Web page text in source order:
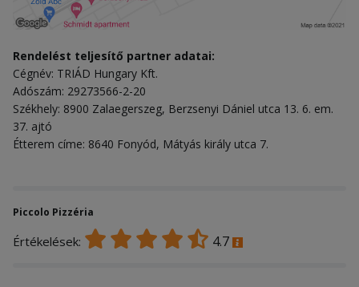
Rendelést teljesítő partner adatai:
Cégnév: TRIÁD Hungary Kft.
Adószám: 29273566-2-20
Székhely: 8900 Zalaegerszeg, Berzsenyi Dániel utca 13. 6. em.
37. ajtó
Étterem címe: 8640 Fonyód, Mátyás király utca 7.
Piccolo Pizzéria
Értékelések: 4.7